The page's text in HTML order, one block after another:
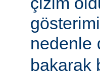
nedenle
bakarak